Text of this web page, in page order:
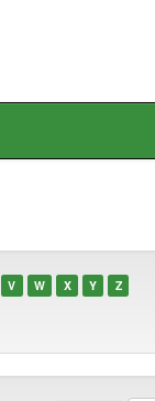
V W X Y Z